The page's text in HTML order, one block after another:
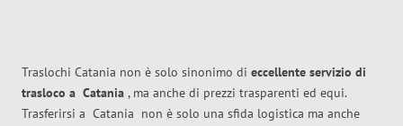
Traslochi Catania non è solo sinonimo di eccellente servizio di
trasloco a Catania , ma anche di prezzi trasparenti ed equi.
Trasferirsi a Catania non è solo una sfida logistica ma anche